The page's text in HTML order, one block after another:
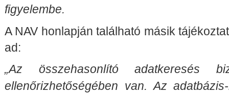
figyelembe.
A NAV honlapján található másik
ad:
„Az összehasonlító adatkeresés
ellenőrizhetőségében van. Az